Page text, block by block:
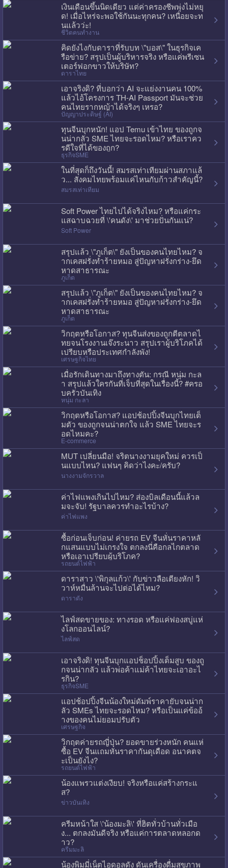
เงินเดือนขึ้นนิดเดียว แต่ค่าครองชีพพุ่งไม่หยุ
ด! เมื่อไหร่จะพอใช้กันนะทุกคน? เหนื่อยจะท
นแล้วว่ะ!
ชีวิตคนทำงาน
คิดยังไงกับดาราที่รับบท \"บอส\" ในธุรกิจเค
รือข่าย? สรุปเป็นผู้บริหารจริง หรือแค่พรีเซน
เตอร์ฟอกขาวให้บริษัท?
ดาราไทย
เอาจริงดิ? ที่บอกว่า AI จะแย่งงานคน 100%
แล้วไอ้โครงการ TH-AI Passport มันจะช่วย
คนไทยรากหญ้าได้จริงๆ เหรอ?
ปัญญาประดิษฐ์ (AI)
ทุนจีนบุกหนัก! แอป Temu เข้าไทย ของถูกจ
นน่ากลัว SME ไทยจะรอดไหม? หรือเราคว
รดีใจที่ได้ของถูก?
ธุรกิจSME
ในที่สุดก็ถึงวันนี้! สมรสเท่าเทียมผ่านสภาแล้
ว... สังคมไทยพร้อมแค่ไหนกับก้าวสำคัญนี้?
สมรสเท่าเทียม
Soft Power ไทยไปได้จริงไหม? หรือแค่กระ
แสฉาบฉวยที่ \'คนดัง\' มาช่วยปั่นกันแน่?
Soft Power
สรุปแล้ว \"ภูเก็ต\" ยังเป็นของคนไทยไหม? จ
ากเคสฝรั่งทำร้ายหมอ สู่ปัญหาฝรั่งกร่าง-ยึด
หาดสาธารณะ
ภูเก็ต
สรุปแล้ว \"ภูเก็ต\" ยังเป็นของคนไทยไหม? จ
ากเคสฝรั่งทำร้ายหมอ สู่ปัญหาฝรั่งกร่าง-ยึด
หาดสาธารณะ
ภูเก็ต
วิกฤตหรือโอกาส? ทุนจีนส่งของถูกตีตลาดไ
ทยจนโรงงานเจ๊งระนาว สรุปเราผู้บริโภคได้
เปรียบหรือประเทศกำลังพัง!
เศรษฐกิจไทย
เมื่อรักเดินทางมาถึงทางตัน: กรณี หนุ่ม กะล
า สรุปแล้วใครกันที่เจ็บที่สุดในเรื่องนี้? #ครอ
บครัวบันเทิง
หนุ่ม กะลา
วิกฤตหรือโอกาส? แอปช้อปปิ้งจีนบุกไทยเต็
มตัว ของถูกจนน่าตกใจ แล้ว SME ไทยจะร
อดไหมคะ?
E-commerce
MUT เปลี่ยนมือ! จริตนางงามยุคใหม่ ควรเป็
นแบบไหน? แฟนๆ คิดว่าไงคะ/ครับ?
นางงามจักรวาล
ค่าไฟแพงเกินไปไหม? ส่องบิลเดือนนี้แล้วล
มจะจับ! รัฐบาลควรทำอะไรบ้าง?
ค่าไฟแพง
ซื้อก่อนเจ็บก่อน! ค่ายรถ EV จีนหั่นราคาหลั
กแสนแบบไม่เกรงใจ ตกลงนี่คือกลไกตลาด
หรือเอาเปรียบผู้บริโภค?
รถยนต์ไฟฟ้า
ดาราสาว \'พิกุลแก้ว\' กับข่าวลือเตียงหัก! วิ
วาห์หมื่นล้านจะไปต่อได้ไหม?
ดาราดัง
ไลฟ์สดขายของ: ทางรอด หรือแค่ฟองสบู่แห่
งโลกออนไลน์?
ไลฟ์สด
เอาจริงดิ! ทุนจีนบุกแอปช็อปปิ้งเต็มสูบ ของถู
กจนน่ากลัว แล้วพ่อค้าแม่ค้าไทยจะเอาอะไ
รกิน?
ธุรกิจSME
แอปช้อปปิ้งจีนน้องใหม่ดัมพ์ราคายับจนน่าก
ลัว SMEs ไทยจะรอดไหม? หรือเป็นแค่ข้ออ้
างของคนไม่ยอมปรับตัว
เศรษฐกิจ
วิกฤตค่ายรถญี่ปุ่น? ยอดขายร่วงหนัก คนแห่
ซื้อ EV จีนแถมหั่นราคากันดุเดือด อนาคตจ
ะเป็นยังไง?
รถยนต์ไฟฟ้า
น้องแพรวแต่งเงียบ! จริงหรือแค่สร้างกระแ
ส?
ข่าวบันเทิง
ครีมหน้าใส \'น้องมะลิ\' ที่ฮิตทั่วบ้านทั่วเมือ
ง... ตกลงมันดีจริง หรือแค่การตลาดหลอกด
าว?
ครีมมะลิ
น้องพิมมี่เน็ตไอดอลดัง ดันเครื่องดื่มสุขภาพ